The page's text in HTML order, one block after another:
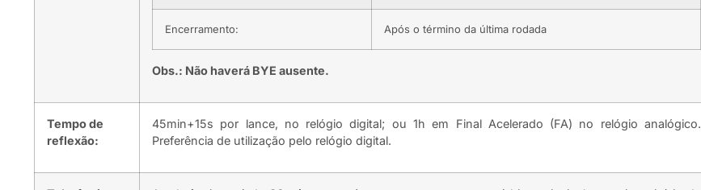
Encerramento: Após o término da última rodada
Obs.: Não haverá BYE ausente.
Tempo de
reflexão:
45min+15s por lance, no relógio digital; ou 1h em Final Acelerado (FA) no relógio analógico.
Preferência de utilização pelo relógio digital.